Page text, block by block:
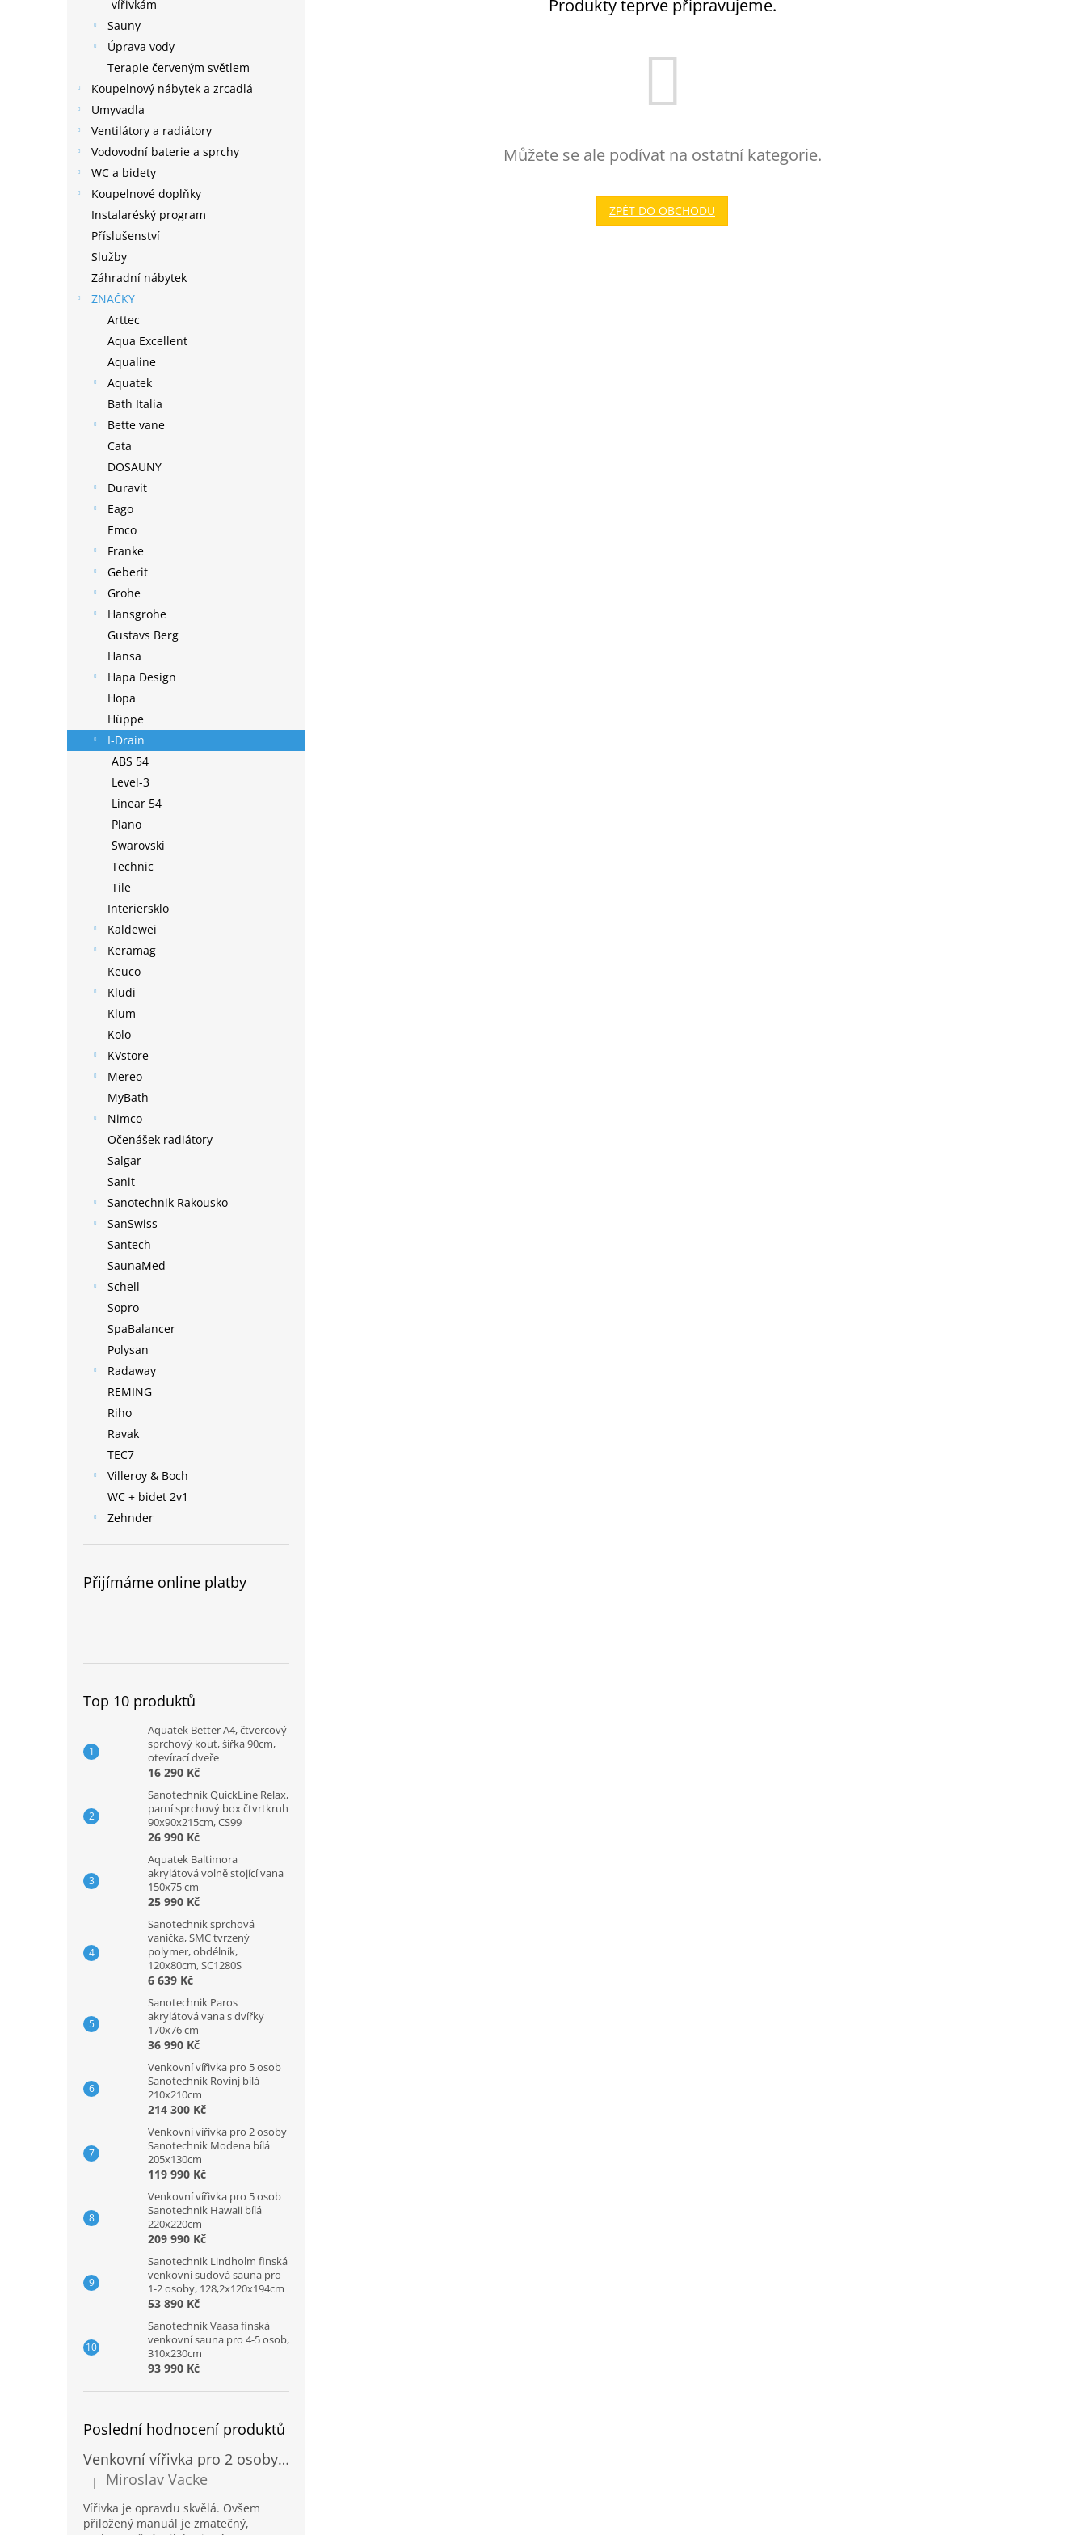
vířivkám
Sauny
Úprava vody
Terapie červeným světlem
Koupelnový nábytek a zrcadlá
Umyvadla
Ventilátory a radiátory
Vodovodní baterie a sprchy
WC a bidety
Koupelnové doplňky
Instalaréský program
Příslušenství
Služby
Záhradní nábytek
ZNAČKY
Arttec
Aqua Excellent
Aqualine
Aquatek
Bath Italia
Bette vane
Cata
DOSAUNY
Duravit
Eago
Emco
Franke
Geberit
Grohe
Hansgrohe
Gustavs Berg
Hansa
Hapa Design
Hopa
Hüppe
I-Drain
ABS 54
Level-3
Linear 54
Plano
Swarovski
Technic
Tile
Interiersklo
Kaldewei
Keramag
Keuco
Kludi
Klum
Kolo
KVstore
Mereo
MyBath
Nimco
Očenášek radiátory
Salgar
Sanit
Sanotechnik Rakousko
SanSwiss
Santech
SaunaMed
Schell
Sopro
SpaBalancer
Polysan
Radaway
REMING
Riho
Ravak
TEC7
Villeroy & Boch
WC + bidet 2v1
Zehnder
Přijímáme online platby
Top 10 produktů
Aquatek Better A4, čtvercový
sprchový kout, šířka 90cm,
otevírací dveře
16 290 Kč
Sanotechnik QuickLine Relax,
parní sprchový box čtvrtkruh
90x90x215cm, CS99
26 990 Kč
Aquatek Baltimora
akrylátová volně stojící vana
150x75 cm
25 990 Kč
Sanotechnik sprchová
vanička, SMC tvrzený
polymer, obdélník,
120x80cm, SC1280S
6 639 Kč
Sanotechnik Paros
akrylátová vana s dvířky
170x76 cm
36 990 Kč
Venkovní vířivka pro 5 osob
Sanotechnik Rovinj bílá
210x210cm
214 300 Kč
Venkovní vířivka pro 2 osoby
Sanotechnik Modena bílá
205x130cm
119 990 Kč
Venkovní vířivka pro 5 osob
Sanotechnik Hawaii bílá
220x220cm
209 990 Kč
Sanotechnik Lindholm finská
venkovní sudová sauna pro
1-2 osoby, 128,2x120x194cm
53 890 Kč
Sanotechnik Vaasa finská
venkovní sauna pro 4-5 osob,
310x230cm
93 990 Kč
Poslední hodnocení produktů
Venkovní vířivka pro 2 osoby Sanotechnik Modena modrá 205x130cm
Hodnocení produktu je 3 z 5 hvězdiček.
| Miroslav Vacke
Vířivka je opravdu skvělá. Ovšem
přiložený manuál je zmatečný,
Produkty teprve připravujeme.
Můžete se ale podívat na ostatní kategorie.
ZPĚT DO OBCHODU